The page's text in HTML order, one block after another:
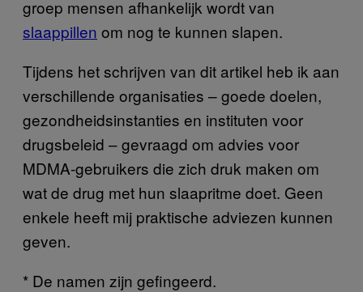
groep mensen afhankelijk wordt van
slaappillen om nog te kunnen slapen.
Tijdens het schrijven van dit artikel heb ik aan
verschillende organisaties – goede doelen,
gezondheidsinstanties en instituten voor
drugsbeleid – gevraagd om advies voor
MDMA-gebruikers die zich druk maken om
wat de drug met hun slaapritme doet. Geen
enkele heeft mij praktische adviezen kunnen
geven.
* De namen zijn gefingeerd.